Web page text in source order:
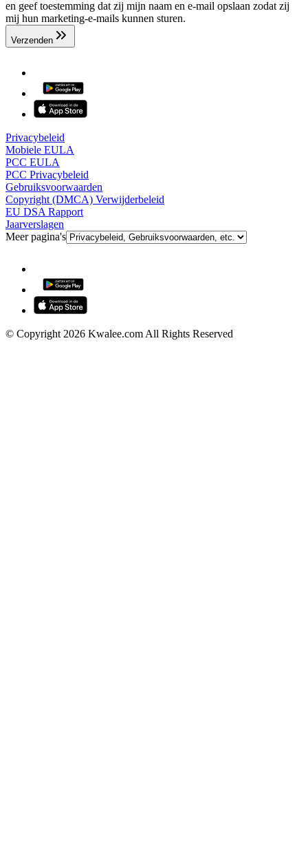
en geef toestemming dat zij mijn naam en e-mail opslaan zodat zij
mij hun marketing-e-mails kunnen sturen.
Verzenden
Privacybeleid
Mobiele EULA
PCC EULA
PCC Privacybeleid
Gebruiksvoorwaarden
Copyright (DMCA) Verwijderbeleid
EU DSA Rapport
Jaarverslagen
Meer pagina's
© Copyright 2026 Kwalee.com All Rights Reserved